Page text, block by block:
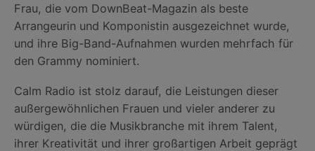
Frau, die vom DownBeat-Magazin als beste
Arrangeurin und Komponistin ausgezeichnet wurde,
und ihre Big-Band-Aufnahmen wurden mehrfach für
den Grammy nominiert.
Calm Radio ist stolz darauf, die Leistungen dieser
außergewöhnlichen Frauen und vieler anderer zu
würdigen, die die Musikbranche mit ihrem Talent,
ihrer Kreativität und ihrer großartigen Arbeit geprägt